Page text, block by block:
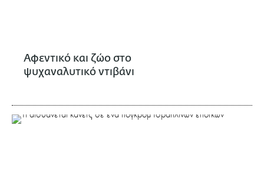
Αφεντικό και ζώο στο
ψυχαναλυτικό ντιβάνι